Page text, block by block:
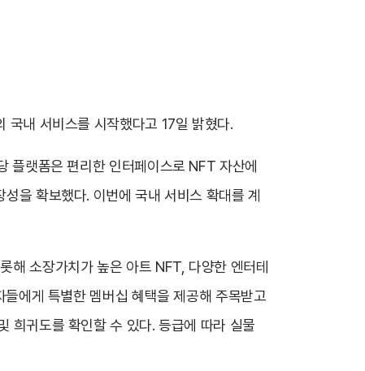
국내 서비스를 시작했다고 17일 밝혔다.
플랫폼은 편리한 인터페이스로 NFT 자산에
을 확보했다. 이번에 국내 서비스 확대를 계
해 소장가치가 높은 아트 NFT, 다양한 엔터테
에게 특별한 멤버십 혜택을 제공해 주목받고
희귀도를 확인할 수 있다. 등급에 따라 실물